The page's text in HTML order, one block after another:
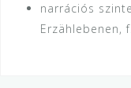
narrációs
Erzählebenen,